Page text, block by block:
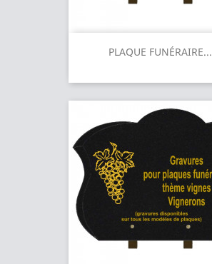
PLAQUE FUNÉRAIRE...